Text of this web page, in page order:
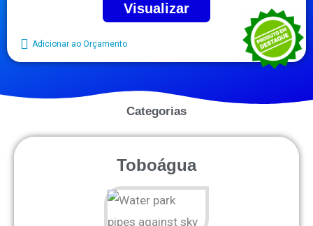
Visualizar
Adicionar ao Orçamento
Categorias
Toboágua